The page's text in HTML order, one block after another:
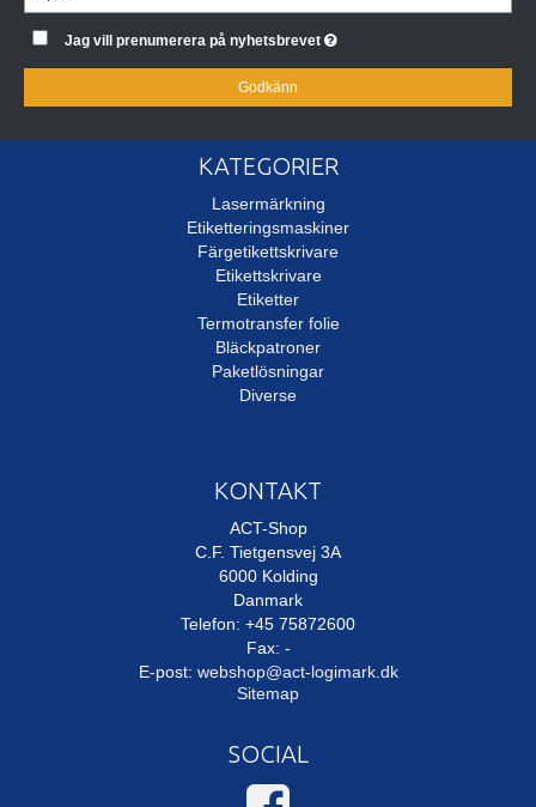
Jag vill prenumerera på nyhetsbrevet
Godkänn
KATEGORIER
Lasermärkning
Etiketteringsmaskiner
Färgetikettskrivare
Etikettskrivare
Etiketter
Termotransfer folie
Bläckpatroner
Paketlösningar
Diverse
KONTAKT
ACT-Shop
C.F. Tietgensvej 3A
6000 Kolding
Danmark
Telefon: +45 75872600
Fax: -
E-post: webshop@act-logimark.dk
Sitemap
SOCIAL